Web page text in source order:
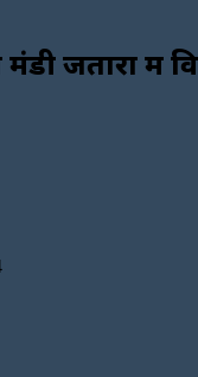
मंडी जतारा में